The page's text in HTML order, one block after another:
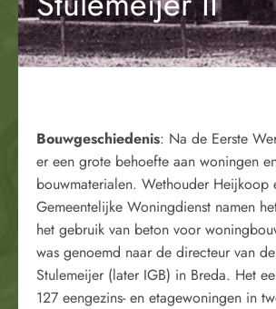
Bouwgeschiedenis: Na de Eerste
er een grote behoefte aan woningen
bouwmaterialen. Wethouder Heijkoop
Gemeentelijke Woningdienst namen
het gebruik van beton voor
was genoemd naar de directeur van
Stulemeijer (later IGB) in Breda. Het
127 eengezins- en etagewoningen in